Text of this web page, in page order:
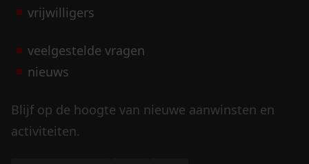
vrijwilligers
veelgestelde vragen
nieuws
Blijf op de hoogte van nieuwe aanwinsten en
activiteiten.